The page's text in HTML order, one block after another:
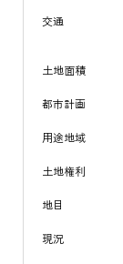
交通
土地面積
都市計画
用途地域
土地権利
地目
現況